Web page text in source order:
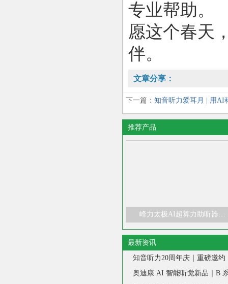
专业帮助。
愿这个春天
伴。
文章分享：
下一篇： 知音听力爱耳月 | 用AI
推荐产品
峰力太极AI超算力助听器…
最新资讯